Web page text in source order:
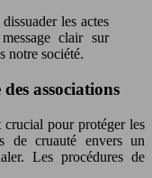
les actes
clair sur
notre société.
associations
crucial pour protéger les
de cruauté envers un
Les procédures de